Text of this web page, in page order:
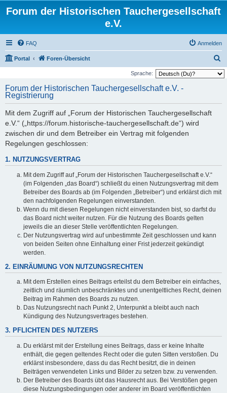
Forum der Historischen Tauchergesellschaft
e.V.
FAQ Anmelden
Portal Foren-Übersicht
u
Sprache:
Forum der Historischen Tauchergesellschaft e.V. -
Registrierung
Mit dem Zugriff auf „Forum der Historischen Tauchergesellschaft
e.V.“ („https://forum.historische-tauchergesellschaft.de“) wird
zwischen dir und dem Betreiber ein Vertrag mit folgenden
Regelungen geschlossen:
1. NUTZUNGSVERTRAG
Mit dem Zugriff auf „Forum der Historischen Tauchergesellschaft e.V.“
(im Folgenden „das Board“) schließt du einen Nutzungsvertrag mit dem
Betreiber des Boards ab (im Folgenden „Betreiber“) und erklärst dich mit
den nachfolgenden Regelungen einverstanden.
Wenn du mit diesen Regelungen nicht einverstanden bist, so darfst du
das Board nicht weiter nutzen. Für die Nutzung des Boards gelten
jeweils die an dieser Stelle veröffentlichten Regelungen.
Der Nutzungsvertrag wird auf unbestimmte Zeit geschlossen und kann
von beiden Seiten ohne Einhaltung einer Frist jederzeit gekündigt
werden.
2. EINRÄUMUNG VON NUTZUNGSRECHTEN
Mit dem Erstellen eines Beitrags erteilst du dem Betreiber ein einfaches,
zeitlich und räumlich unbeschränktes und unentgeltliches Recht, deinen
Beitrag im Rahmen des Boards zu nutzen.
Das Nutzungsrecht nach Punkt 2, Unterpunkt a bleibt auch nach
Kündigung des Nutzungsvertrages bestehen.
3. PFLICHTEN DES NUTZERS
Du erklärst mit der Erstellung eines Beitrags, dass er keine Inhalte
enthält, die gegen geltendes Recht oder die guten Sitten verstoßen. Du
erklärst insbesondere, dass du das Recht besitzt, die in deinen
Beiträgen verwendeten Links und Bilder zu setzen bzw. zu verwenden.
Der Betreiber des Boards übt das Hausrecht aus. Bei Verstößen gegen
diese Nutzungsbedingungen oder anderer im Board veröffentlichten